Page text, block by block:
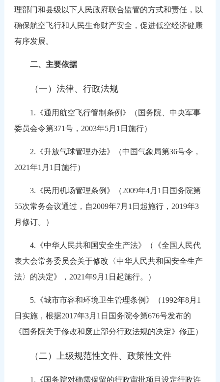
理部门和县级以下人民政府联合监管的方式和责任，以
确保航空飞行和人民生命财产安全，促进低空经济健康
有序发展。
二、主要依据
（一）法律、行政法规
1.《通用航空飞行管制条例》（国务院、中央军事
委员会令第371号，2003年5月1日施行）
2.《升放气球管理办法》（中国气象局第36号令，
2021年1月1日施行）
3.《民用机场管理条例》（2009年4月1日国务院第
55次常务会议通过，自2009年7月1日起施行，2019年3
月修订。）
4.《中华人民共和国安全生产法》（《全国人民代
表大会常务委员会关于修改〈中华人民共和国安全生产
法〉的决定》，2021年9月1日起施行。）
5.《城市市容和环境卫生管理条例》（1992年8月1
日实施，根据2017年3月1日国务院令第676号发布的
《国务院关于修改和废止部分行政法规的决定》修正）
（二）上级规范性文件、政策性文件
1.《国务院对确需保留的行政审批项目设定行政许